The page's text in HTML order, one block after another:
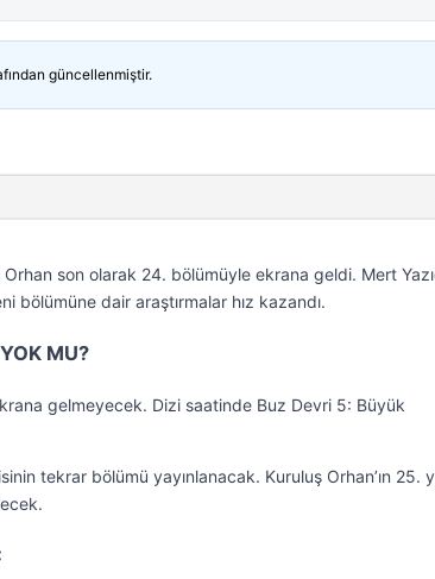
güncellenmiştir.
son olarak 24. bölümüyle ekrana geldi. Mert
bölümüne dair araştırmalar hız kazandı.
MU?
gelmeyecek. Dizi saatinde Buz Devri 5: Büyük
tekrar bölümü yayınlanacak. Kuruluş Orhan’ın 25.